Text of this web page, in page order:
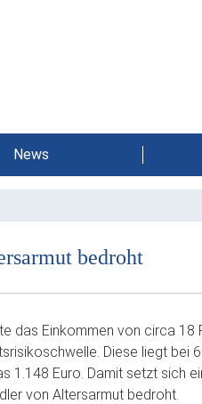
News
bedroht
das Einkommen von circa 18
Diese liegt bei
1.148 Euro. Damit setzt sich
von Altersarmut bedroht.